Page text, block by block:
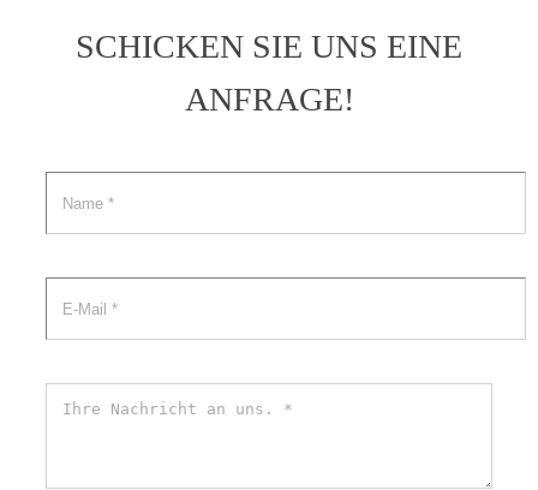
SCHICKEN SIE UNS EINE
ANFRAGE!